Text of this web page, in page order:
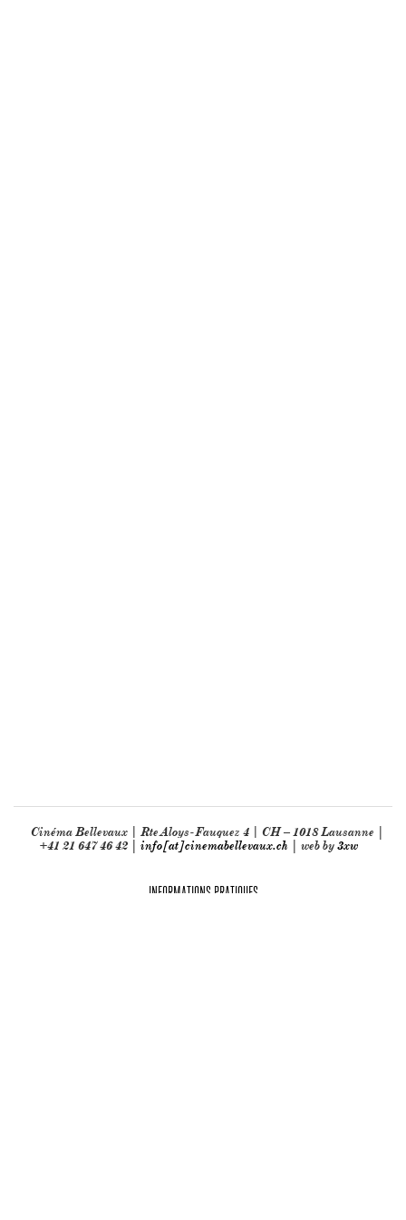
Cinéma Bellevaux | Rte Aloys-Fauquez 4 | CH – 1018 Lausanne |
+41 21 647 46 42 | info[at]cinemabellevaux.ch | web by3xw
INFORMATIONS PRATIQUES